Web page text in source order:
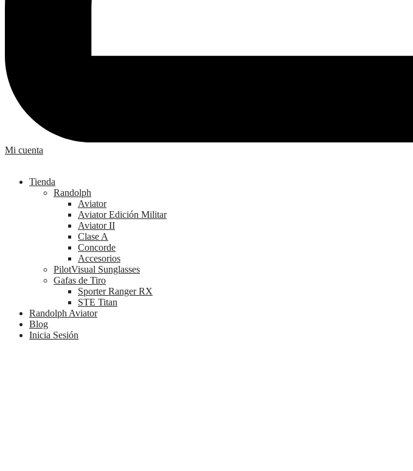
Mi cuenta
Tienda
Randolph
Aviator
Aviator Edición Militar
Aviator II
Clase A
Concorde
Accesorios
PilotVisual Sunglasses
Gafas de Tiro
Sporter Ranger RX
STE Titan
Randolph Aviator
Blog
Inicia Sesión